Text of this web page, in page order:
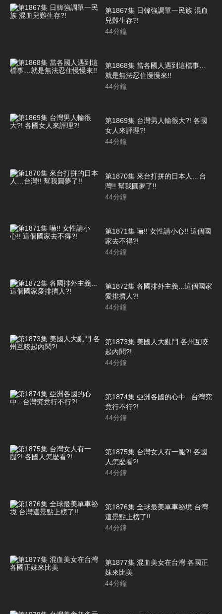
第1867集 日韓強調單一民族 混血
兒難生存?!
44分鐘
第1868集 當各國人遇到這檔事…
就是無法忍住慢慢來!!
44分鐘
第1869集 台灣男人輸很大?! 各國
女人來評理?!
44分鐘
第1870集 來台打拼的日本人…台
灣!! 幫我圓夢了!!
44分鐘
第1871集 嚇!! 女性請小心!! 這個國
家去不得?!
44分鐘
第1872集 各國排外主義...這個國家
愛排擠人?!
44分鐘
第1873集 美國人大亂鬥 各州互咬
起內鬨?!
44分鐘
第1874集 亞洲各國的心中...台灣究
竟行不行?!
44分鐘
第1875集 台灣女人有一腿?! 各國
人怎麼看?!
44分鐘
第1876集 全球最美單車祕境 台灣
這景點上榜了!!
44分鐘
第1877集 混血美女在台灣 各國正
妹來比美
44分鐘